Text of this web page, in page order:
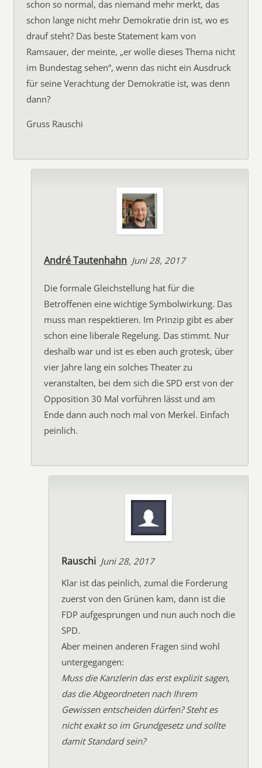
schon so normal, das niemand mehr merkt, das
schon lange nicht mehr Demokratie drin ist, wo es
drauf steht? Das beste Statement kam von
Ramsauer, der meinte, „er wolle dieses Thema nicht
im Bundestag sehen“, wenn das nicht ein Ausdruck
für seine Verachtung der Demokratie ist, was denn
dann?
Gruss Rauschi
André Tautenhahn Juni 28, 2017
Die formale Gleichstellung hat für die
Betroffenen eine wichtige Symbolwirkung. Das
muss man respektieren. Im Prinzip gibt es aber
schon eine liberale Regelung. Das stimmt. Nur
deshalb war und ist es eben auch grotesk, über
vier Jahre lang ein solches Theater zu
veranstalten, bei dem sich die SPD erst von der
Opposition 30 Mal vorführen lässt und am
Ende dann auch noch mal von Merkel. Einfach
peinlich.
Rauschi Juni 28, 2017
Klar ist das peinlich, zumal die Forderung
zuerst von den Grünen kam, dann ist die
FDP aufgesprungen und nun auch noch die
SPD.
Aber meinen anderen Fragen sind wohl
untergegangen:
Muss die Kanzlerin das erst explizit sagen,
das die Abgeordneten nach Ihrem
Gewissen entscheiden dürfen? Steht es
nicht exakt so im Grundgesetz und sollte
damit Standard sein?